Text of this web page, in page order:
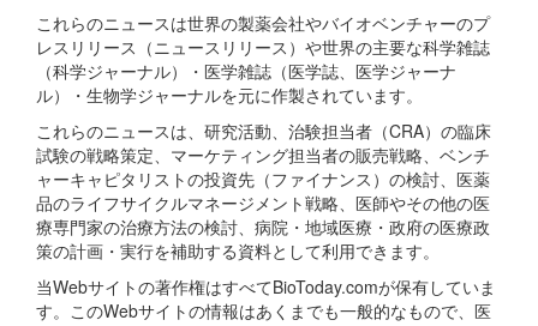
これらのニュースは世界の製薬会社やバイオベンチャーのプ
レスリリース（ニュースリリース）や世界の主要な科学雑誌
（科学ジャーナル）・医学雑誌（医学誌、医学ジャーナ
ル）・生物学ジャーナルを元に作製されています。
これらのニュースは、研究活動、治験担当者（CRA）の臨床
試験の戦略策定、マーケティング担当者の販売戦略、ベンチ
ャーキャピタリストの投資先（ファイナンス）の検討、医薬
品のライフサイクルマネージメント戦略、医師やその他の医
療専門家の治療方法の検討、病院・地域医療・政府の医療政
策の計画・実行を補助する資料として利用できます。
当Webサイトの著作権はすべてBioToday.comが保有していま
す。このWebサイトの情報はあくまでも一般的なもので、医